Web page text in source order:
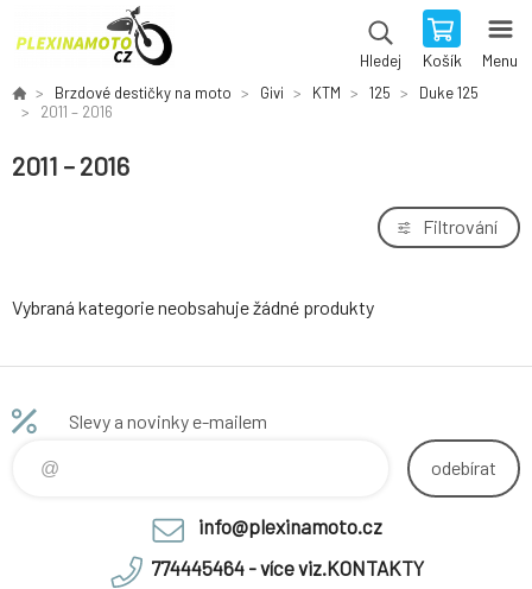
Hledej Košík Menu
Brzdové destičky na moto Givi KTM 125
Duke 125
2011 – 2016
2011 – 2016
Filtrování
Vybraná kategorie neobsahuje žádné produkty
Slevy a novinky e-mailem
odebírat
info@plexinamoto.cz
774445464 - více viz.KONTAKTY